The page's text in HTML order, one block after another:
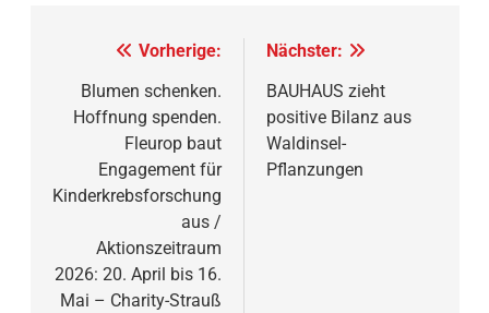
Beitragsnavigation
Vorherige:
Blumen schenken.
Hoffnung spenden.
Fleurop baut
Engagement für
Kinderkrebsforschung
aus /
Aktionszeitraum
2026: 20. April bis 16.
Mai – Charity-Strauß
Nächster:
BAUHAUS zieht
positive Bilanz aus
Waldinsel-
Pflanzungen